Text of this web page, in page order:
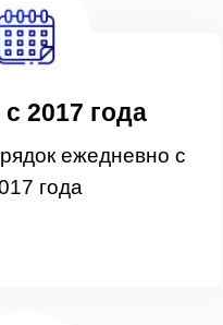
ежедневно с
года
2017 года